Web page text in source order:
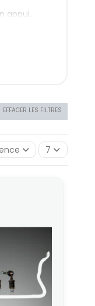
appui,
,Fiat,
barre sur
EFFACER LES FILTRES
7